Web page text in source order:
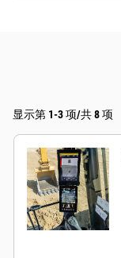
显示第 1-3 项/共 8 项